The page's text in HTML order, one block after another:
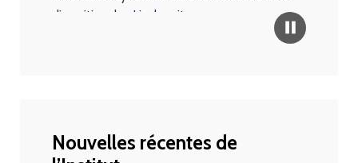
disparition de
Lire la suite
Lire la suite
Nouvelles récentes de